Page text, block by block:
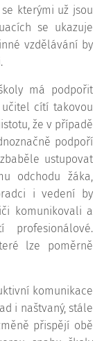
kterými už jsou
se ukazuje
vzdělávání by
má podpořit
cítí takovou
že v případě
podpoří
ustupovat
odchodu žáka,
i vedení by
komunikovali a
profesionálové.
lze poměrně
komunikace
i naštvaný, stále
přispějí obě